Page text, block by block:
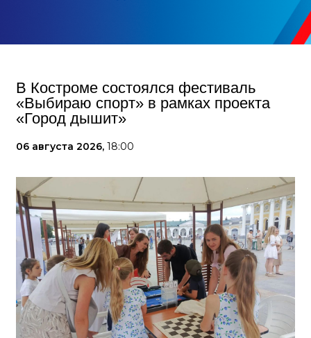
В Костроме состоялся фестиваль
«Выбираю спорт» в рамках проекта
«Город дышит»
06 августа 2026, 18:00